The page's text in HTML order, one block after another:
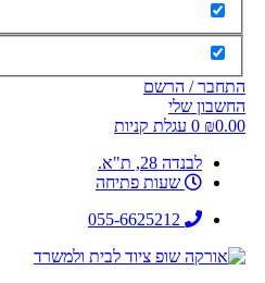
התחבר / הרשם
החשבון שלי
₪0.00
0 עגלת קניות
לבנדה 28, ת"א.
שעות פתיחה
055-6625212